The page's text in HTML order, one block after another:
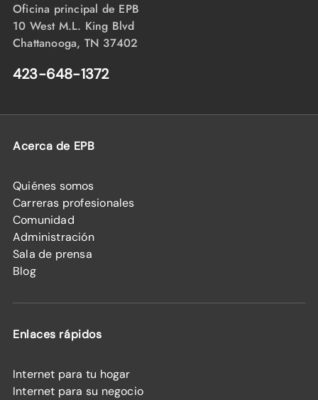
Oficina principal de EPB
10 West M.L. King Blvd
Chattanooga, TN 37402
423-648-1372
Acerca de EPB
Quiénes somos
Carreras profesionales
Comunidad
Administración
Sala de prensa
Blog
Enlaces rápidos
Internet para tu hogar
Internet para su negocio